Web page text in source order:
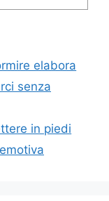
elabora
senza
in piedi